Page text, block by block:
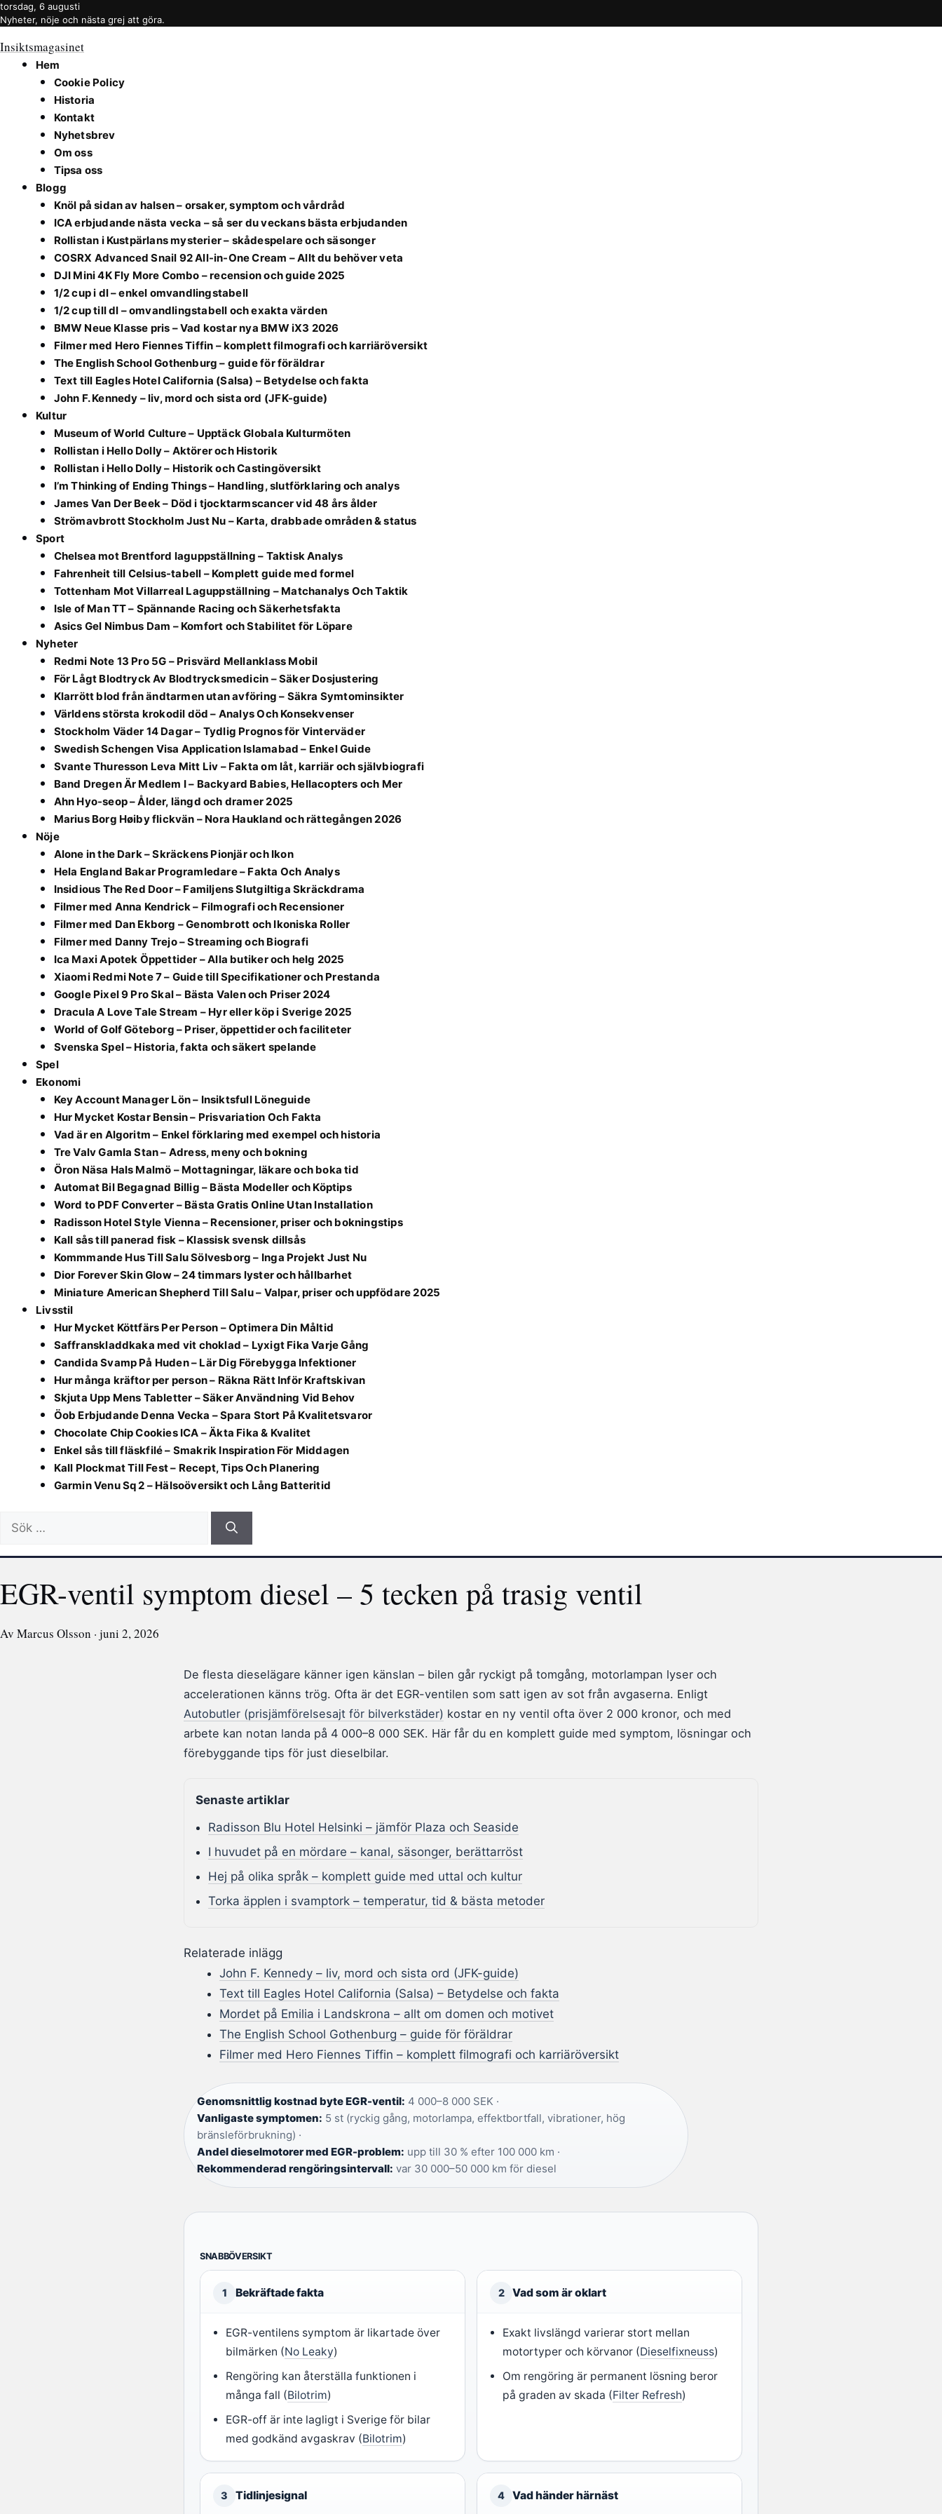
torsdag, 6 augusti
Nyheter, nöje och nästa grej att göra.
Insiktsmagasinet
Hem
Cookie Policy
Historia
Kontakt
Nyhetsbrev
Om oss
Tipsa oss
Blogg
Knöl på sidan av halsen – orsaker, symptom och vårdråd
ICA erbjudande nästa vecka – så ser du veckans bästa erbjudanden
Rollistan i Kustpärlans mysterier – skådespelare och säsonger
COSRX Advanced Snail 92 All-in-One Cream – Allt du behöver veta
DJI Mini 4K Fly More Combo – recension och guide 2025
1/2 cup i dl – enkel omvandlingstabell
1/2 cup till dl – omvandlingstabell och exakta värden
BMW Neue Klasse pris – Vad kostar nya BMW iX3 2026
Filmer med Hero Fiennes Tiffin – komplett filmografi och karriäröversikt
The English School Gothenburg – guide för föräldrar
Text till Eagles Hotel California (Salsa) – Betydelse och fakta
John F. Kennedy – liv, mord och sista ord (JFK-guide)
Kultur
Museum of World Culture – Upptäck Globala Kulturmöten
Rollistan i Hello Dolly – Aktörer och Historik
Rollistan i Hello Dolly – Historik och Castingöversikt
I’m Thinking of Ending Things – Handling, slutförklaring och analys
James Van Der Beek – Död i tjocktarmscancer vid 48 års ålder
Strömavbrott Stockholm Just Nu – Karta, drabbade områden & status
Sport
Chelsea mot Brentford laguppställning – Taktisk Analys
Fahrenheit till Celsius-tabell – Komplett guide med formel
Tottenham Mot Villarreal Laguppställning – Matchanalys Och Taktik
Isle of Man TT – Spännande Racing och Säkerhetsfakta
Asics Gel Nimbus Dam – Komfort och Stabilitet för Löpare
Nyheter
Redmi Note 13 Pro 5G – Prisvärd Mellanklass Mobil
För Lågt Blodtryck Av Blodtrycksmedicin – Säker Dosjustering
Klarrött blod från ändtarmen utan avföring – Säkra Symtominsikter
Världens största krokodil död – Analys Och Konsekvenser
Stockholm Väder 14 Dagar – Tydlig Prognos för Vinterväder
Swedish Schengen Visa Application Islamabad – Enkel Guide
Svante Thuresson Leva Mitt Liv – Fakta om låt, karriär och självbiografi
Band Dregen Är Medlem I – Backyard Babies, Hellacopters och Mer
Ahn Hyo-seop – Ålder, längd och dramer 2025
Marius Borg Høiby flickvän – Nora Haukland och rättegången 2026
Nöje
Alone in the Dark – Skräckens Pionjär och Ikon
Hela England Bakar Programledare – Fakta Och Analys
Insidious The Red Door – Familjens Slutgiltiga Skräckdrama
Filmer med Anna Kendrick – Filmografi och Recensioner
Filmer med Dan Ekborg – Genombrott och Ikoniska Roller
Filmer med Danny Trejo – Streaming och Biografi
Ica Maxi Apotek Öppettider – Alla butiker och helg 2025
Xiaomi Redmi Note 7 – Guide till Specifikationer och Prestanda
Google Pixel 9 Pro Skal – Bästa Valen och Priser 2024
Dracula A Love Tale Stream – Hyr eller köp i Sverige 2025
World of Golf Göteborg – Priser, öppettider och faciliteter
Svenska Spel – Historia, fakta och säkert spelande
Spel
Ekonomi
Key Account Manager Lön – Insiktsfull Löneguide
Hur Mycket Kostar Bensin – Prisvariation Och Fakta
Vad är en Algoritm – Enkel förklaring med exempel och historia
Tre Valv Gamla Stan – Adress, meny och bokning
Öron Näsa Hals Malmö – Mottagningar, läkare och boka tid
Automat Bil Begagnad Billig – Bästa Modeller och Köptips
Word to PDF Converter – Bästa Gratis Online Utan Installation
Radisson Hotel Style Vienna – Recensioner, priser och bokningstips
Kall sås till panerad fisk – Klassisk svensk dillsås
Kommmande Hus Till Salu Sölvesborg – Inga Projekt Just Nu
Dior Forever Skin Glow – 24 timmars lyster och hållbarhet
Miniature American Shepherd Till Salu – Valpar, priser och uppfödare 2025
Livsstil
Hur Mycket Köttfärs Per Person – Optimera Din Måltid
Saffranskladdkaka med vit choklad – Lyxigt Fika Varje Gång
Candida Svamp På Huden – Lär Dig Förebygga Infektioner
Hur många kräftor per person – Räkna Rätt Inför Kraftskivan
Skjuta Upp Mens Tabletter – Säker Användning Vid Behov
Öob Erbjudande Denna Vecka – Spara Stort På Kvalitetsvaror
Chocolate Chip Cookies ICA – Äkta Fika & Kvalitet
Enkel sås till fläskfilé – Smakrik Inspiration För Middagen
Kall Plockmat Till Fest – Recept, Tips Och Planering
Garmin Venu Sq 2 – Hälsoöversikt och Lång Batteritid
Sök
efter:
EGR-ventil symptom diesel – 5 tecken på trasig ventil
Av Marcus Olsson · juni 2, 2026
De flesta dieselägare känner igen känslan – bilen går ryckigt på tomgång, motorlampan lyser och
accelerationen känns trög. Ofta är det EGR-ventilen som satt igen av sot från avgaserna. Enligt
Autobutler (prisjämförelsesajt för bilverkstäder) kostar en ny ventil ofta över 2 000 kronor, och med
arbete kan notan landa på 4 000–8 000 SEK. Här får du en komplett guide med symptom, lösningar och
förebyggande tips för just dieselbilar.
Senaste artiklar
Radisson Blu Hotel Helsinki – jämför Plaza och Seaside
I huvudet på en mördare – kanal, säsonger, berättarröst
Hej på olika språk – komplett guide med uttal och kultur
Torka äpplen i svamptork – temperatur, tid & bästa metoder
Relaterade inlägg
John F. Kennedy – liv, mord och sista ord (JFK-guide)
Text till Eagles Hotel California (Salsa) – Betydelse och fakta
Mordet på Emilia i Landskrona – allt om domen och motivet
The English School Gothenburg – guide för föräldrar
Filmer med Hero Fiennes Tiffin – komplett filmografi och karriäröversikt
Genomsnittlig kostnad byte EGR-ventil: 4 000–8 000 SEK ·
Vanligaste symptomen: 5 st (ryckig gång, motorlampa, effektbortfall, vibrationer, hög
bränsleförbrukning) ·
Andel dieselmotorer med EGR-problem: upp till 30 % efter 100 000 km ·
Rekommenderad rengöringsintervall: var 30 000–50 000 km för diesel
SNABBÖVERSIKT
1 Bekräftade fakta
EGR-ventilens symptom är likartade över
bilmärken (No Leaky)
Rengöring kan återställa funktionen i
många fall (Bilotrim)
EGR-off är inte lagligt i Sverige för bilar
med godkänd avgaskrav (Bilotrim)
2 Vad som är oklart
Exakt livslängd varierar stort mellan
motortyper och körvanor (Dieselfixneuss)
Om rengöring är permanent lösning beror
på graden av skada (Filter Refresh)
3 Tidlinjesignal 4 Vad händer härnäst